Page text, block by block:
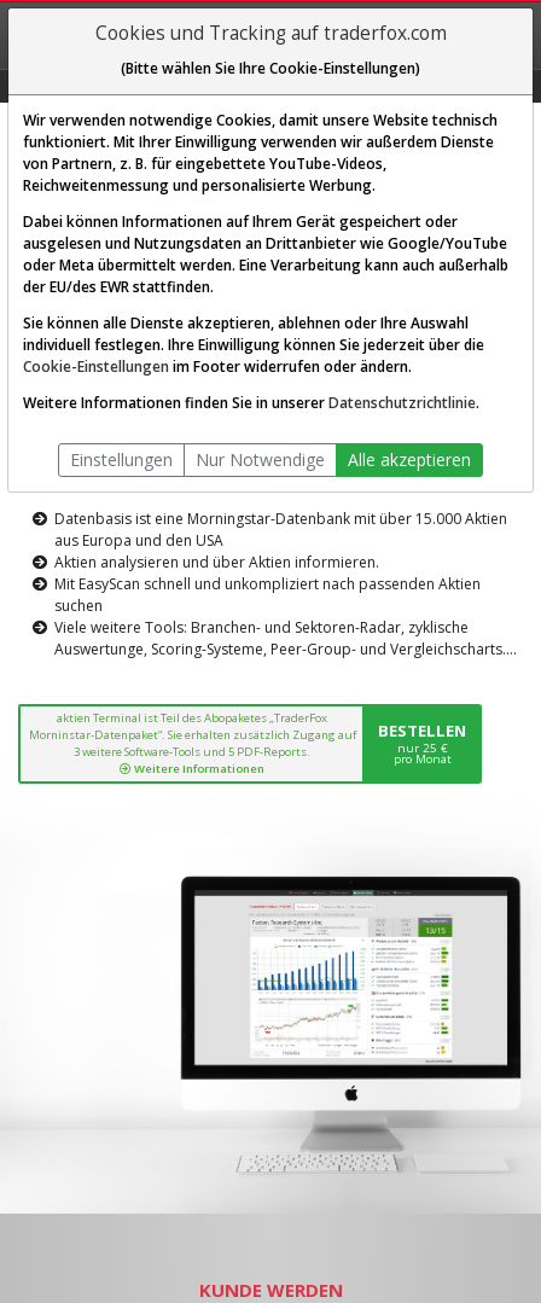
REGIS-
TRIEREN
Diese Funktion ist nur für
AKTIEN-TERMINAL
Die Aktienanalyse-Plattform von
TraderFox
Datenbasis ist eine Morningstar-Datenbank mit über 15.000 Aktien
aus Europa und den USA
Aktien analysieren und über Aktien informieren.
Mit EasyScan schnell und unkompliziert nach passenden Aktien
suchen
Viele weitere Tools: Branchen- und Sektoren-Radar, zyklische
Auswertunge, Scoring-Systeme, Peer-Group- und Vergleichscharts....
aktien Terminal ist Teil des Abopaketes „TraderFox
Morninstar-Datenpaket“. Sie erhalten zusätzlich Zugang auf
3 weitere Software-Tools und 5 PDF-Reports.
Weitere Informationen
BESTELLEN
nur 25 €
pro Monat
KUNDE WERDEN
Cookies und Tracking auf traderfox.com
(Bitte wählen Sie Ihre Cookie-Einstellungen)
Wir verwenden notwendige Cookies, damit unsere Website technisch
funktioniert. Mit Ihrer Einwilligung verwenden wir außerdem Dienste
von Partnern, z. B. für eingebettete YouTube-Videos,
Reichweitenmessung und personalisierte Werbung.
Dabei können Informationen auf Ihrem Gerät gespeichert oder
ausgelesen und Nutzungsdaten an Drittanbieter wie Google/YouTube
oder Meta übermittelt werden. Eine Verarbeitung kann auch außerhalb
der EU/des EWR stattfinden.
Sie können alle Dienste akzeptieren, ablehnen oder Ihre Auswahl
individuell festlegen. Ihre Einwilligung können Sie jederzeit über die
Cookie-Einstellungen im Footer widerrufen oder ändern.
Weitere Informationen finden Sie in unsererDatenschutzrichtlinie.
Einstellungen Nur Notwendige Alle akzeptieren